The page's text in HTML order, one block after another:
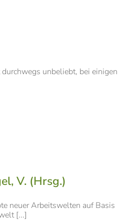
unbeliebt, bei einigen
V. (Hrsg.)
neuer Arbeitswelten auf Basis
[...]